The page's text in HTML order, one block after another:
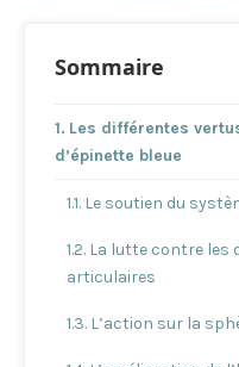
Sommaire
Les différentes
d’épinette bleue
Le soutien du
La lutte contre les
articulaires
L’action sur la